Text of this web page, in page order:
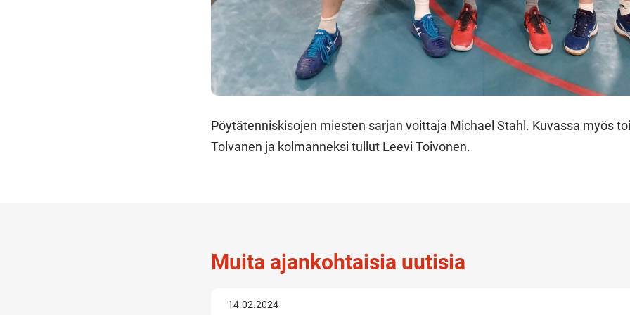
Pöytätenniskisojen miesten sarjan voittaja Michael Stahl. Kuvassa myös
Tolvanen ja kolmanneksi tullut Leevi Toivonen.
Muita ajankohtaisia uutisia
14.02.2024